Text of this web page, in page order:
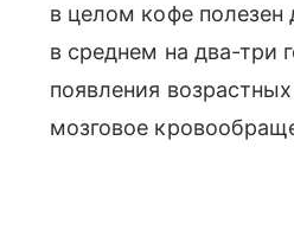
в целом кофе
в среднем на два-три
появления
мозговое